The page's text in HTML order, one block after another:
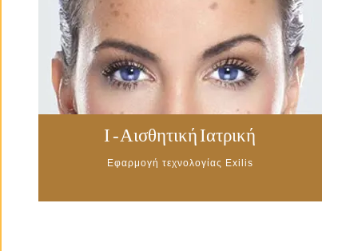
Ι - Αισθητική Ιατρική
Εφαρμογή τεχνολογίας Exilis